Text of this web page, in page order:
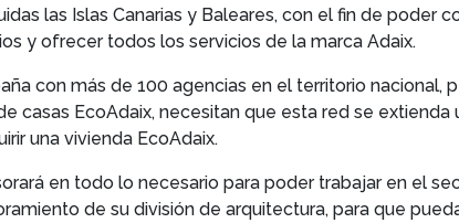
las Islas Canarias y Baleares, con el fin de poder
y ofrecer todos los servicios de la marca Adaix.
con más de 100 agencias en el territorio nacional,
casas EcoAdaix, necesitan que esta red se extienda
una vivienda EcoAdaix.
en todo lo necesario para poder trabajar en el
de su división de arquitectura, para que